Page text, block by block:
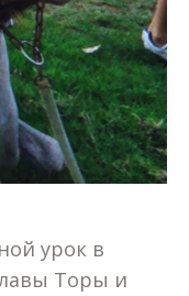
урок в
Торы и